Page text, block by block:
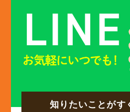
知りたいことがす